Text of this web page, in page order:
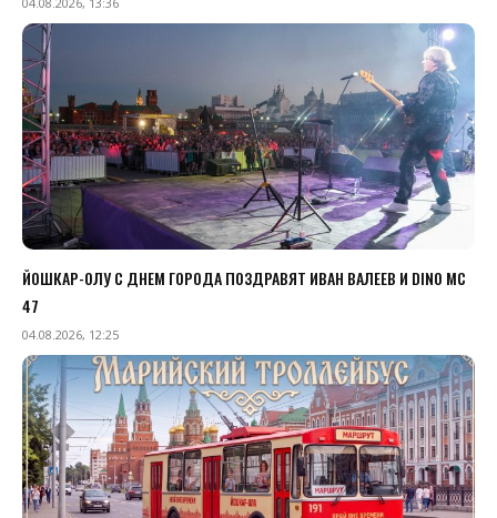
ЙОШКАР-ОЛУ С ДНЕМ ГОРОДА ПОЗДРАВЯТ ИВАН ВАЛЕЕВ И DINO MC
47
04.08.2026, 12:25